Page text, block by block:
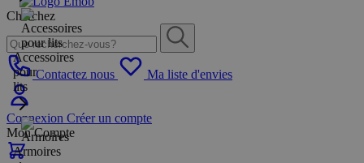
Cherchez
Contactez nous Ma liste d'envies
Connexion Créer un compte
Mon Compte
Accessoires
pour
lits
Armoires